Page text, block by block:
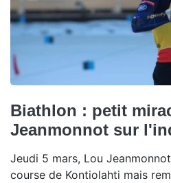
Biathlon : petit
Jeanmonnot sur
Jeudi 5 mars, Lou
course de Kontiolahti mais